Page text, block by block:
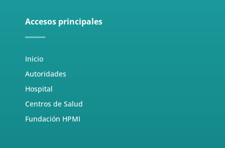
Accesos principales
Inicio
Autoridades
Hospital
Centros de Salud
Fundación HPMI